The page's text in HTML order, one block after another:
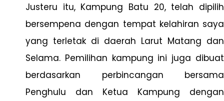
Justeru itu, Kampung Batu 20, telah dipilih
bersempena dengan tempat kelahiran saya
yang terletak di daerah Larut Matang dan
Selama. Pemilihan kampung ini juga dibuat
berdasarkan perbincangan bersama
Penghulu dan Ketua Kampung dengan